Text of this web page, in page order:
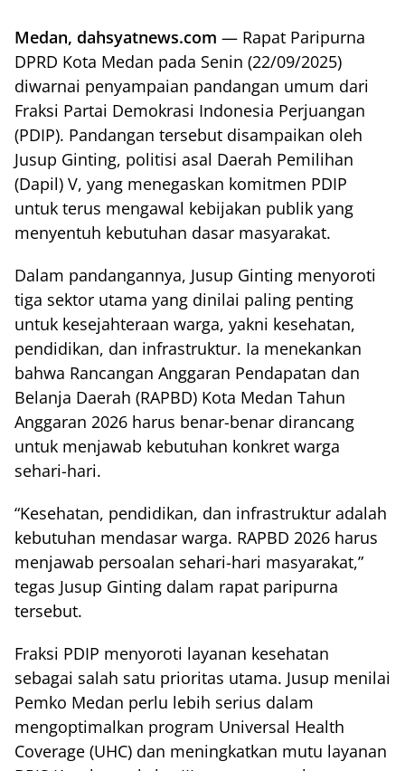
Medan, dahsyatnews.com — Rapat Paripurna
DPRD Kota Medan pada Senin (22/09/2025)
diwarnai penyampaian pandangan umum dari
Fraksi Partai Demokrasi Indonesia Perjuangan
(PDIP). Pandangan tersebut disampaikan oleh
Jusup Ginting, politisi asal Daerah Pemilihan
(Dapil) V, yang menegaskan komitmen PDIP
untuk terus mengawal kebijakan publik yang
menyentuh kebutuhan dasar masyarakat.
Dalam pandangannya, Jusup Ginting menyoroti
tiga sektor utama yang dinilai paling penting
untuk kesejahteraan warga, yakni kesehatan,
pendidikan, dan infrastruktur. Ia menekankan
bahwa Rancangan Anggaran Pendapatan dan
Belanja Daerah (RAPBD) Kota Medan Tahun
Anggaran 2026 harus benar-benar dirancang
untuk menjawab kebutuhan konkret warga
sehari-hari.
“Kesehatan, pendidikan, dan infrastruktur adalah
kebutuhan mendasar warga. RAPBD 2026 harus
menjawab persoalan sehari-hari masyarakat,”
tegas Jusup Ginting dalam rapat paripurna
tersebut.
Fraksi PDIP menyoroti layanan kesehatan
sebagai salah satu prioritas utama. Jusup menilai
Pemko Medan perlu lebih serius dalam
mengoptimalkan program Universal Health
Coverage (UHC) dan meningkatkan mutu layanan